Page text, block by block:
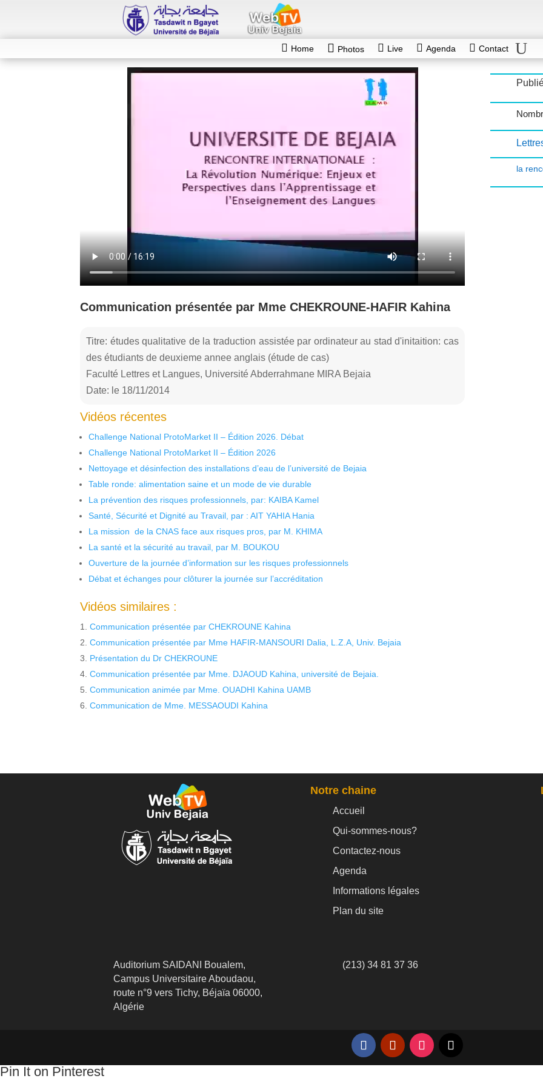
Home Photos Live Agenda Contact
Communication présentée par Mme CHEKROUNE-HAFIR Kahina
Titre: études qualitative de la traduction assistée par ordinateur au stad d'initaition: cas
des étudiants de deuxieme annee anglais (étude de cas)
Faculté Lettres et Langues, Université Abderrahmane MIRA Bejaia
Date: le 18/11/2014
Vidéos récentes
Challenge National ProtoMarket II – Édition 2026. Débat
Challenge National ProtoMarket II – Édition 2026
Nettoyage et désinfection des installations d’eau de l’université de Bejaia
Table ronde: alimentation saine et un mode de vie durable
La prévention des risques professionnels, par: KAIBA Kamel
Santé, Sécurité et Dignité au Travail, par : AIT YAHIA Hania
La mission de la CNAS face aux risques pros, par M. KHIMA
La santé et la sécurité au travail, par M. BOUKOU
Ouverture de la journée d’information sur les risques professionnels
Débat et échanges pour clôturer la journée sur l’accréditation
Vidéos similaires :
Communication présentée par CHEKROUNE Kahina
Communication présentée par Mme HAFIR-MANSOURI Dalia, L.Z.A, Univ. Bejaia
Présentation du Dr CHEKROUNE
Communication présentée par Mme. DJAOUD Kahina, université de Bejaia.
Communication animée par Mme. OUADHI Kahina UAMB
Communication de Mme. MESSAOUDI Kahina
la
Notre chaine
Accueil
Qui-sommes-nous?
Contactez-nous
Agenda
Informations légales
Plan du site
Auditorium SAIDANI Boualem,
Campus Universitaire Aboudaou,
route n°9 vers Tichy, Béjaïa 06000,
Algérie
(213) 34 81 37 36
Pin It on Pinterest